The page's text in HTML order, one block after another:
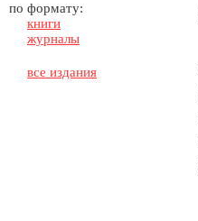
по формату:
книги
журналы
все издания